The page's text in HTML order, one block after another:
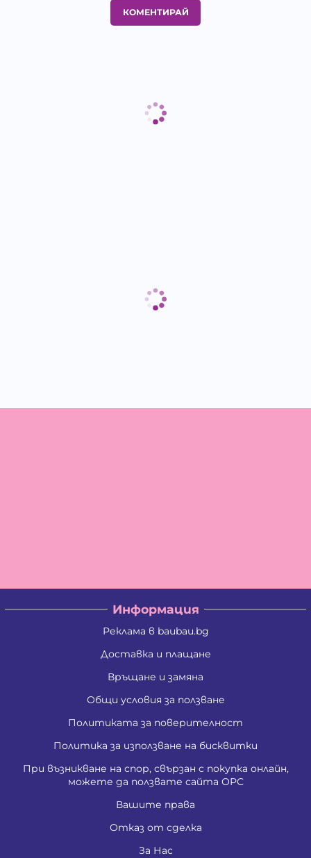
КОМЕНТИРАЙ
Информация
Реклама в baubau.bg
Доставка и плащане
Връщане и замяна
Общи условия за ползване
Политиката за поверителност
Политика за използване на бисквитки
При възникване на спор, свързан с покупка онлайн,
можете да ползвате сайта ОРС
Вашите права
Отказ от сделка
За Нас